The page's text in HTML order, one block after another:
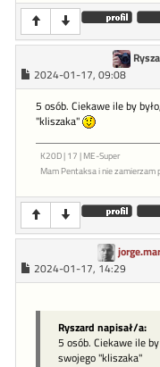
2024-01-17, 09:08
5 osób. Ciekawe ile by
"kliszaka"
K20D | 17 | ME-Super
Mam Pentaksa i nie zamierzam
2024-01-17, 14:29
Ryszard napisał/a:
5 osób. Ciekawe ile
swojego "kliszaka"